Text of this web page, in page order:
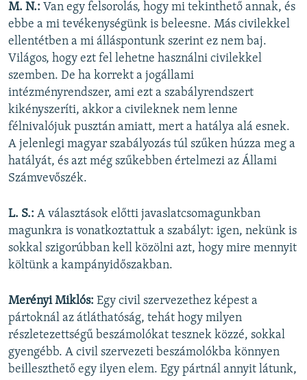
M. N.: Van egy felsorolás, hogy mi tekinthető annak, és
ebbe a mi tevékenységünk is beleesne. Más civilekkel
ellentétben a mi álláspontunk szerint ez nem baj.
Világos, hogy ezt fel lehetne használni civilekkel
szemben. De ha korrekt a jogállami
intézményrendszer, ami ezt a szabályrendszert
kikényszeríti, akkor a civileknek nem lenne
félnivalójuk pusztán amiatt, mert a hatálya alá esnek.
A jelenlegi magyar szabályozás túl szűken húzza meg a
hatályát, és azt még szűkebben értelmezi az Állami
Számvevőszék.
L. S.: A választások előtti javaslatcsomagunkban
magunkra is vonatkoztattuk a szabályt: igen, nekünk is
sokkal szigorúbban kell közölni azt, hogy mire mennyit
költünk a kampányidőszakban.
Merényi Miklós: Egy civil szervezethez képest a
pártoknál az átláthatóság, tehát hogy milyen
részletezettségű beszámolókat tesznek közzé, sokkal
gyengébb. A civil szervezeti beszámolókba könnyen
beilleszthető egy ilyen elem. Egy pártnál annyit látunk,